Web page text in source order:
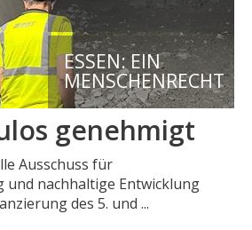
ESSEN: EIN
MENSCHENRECHT
genehmigt
Ausschuss für
nachhaltige Entwicklung
des 5. und ...